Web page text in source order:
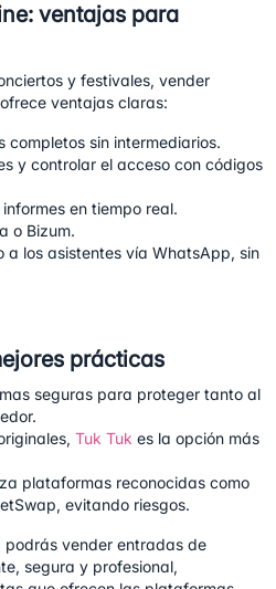
ventajas para
y festivales, vender
ofrece ventajas claras:
completos sin intermediarios.
y controlar el acceso con códigos
en tiempo real.
o Bizum.
a los asistentes vía WhatsApp, sin
prácticas
seguras para proteger tanto al
Tuk Tuk es la opción más
plataformas reconocidas como
, evitando riesgos.
podrás vender entradas de
segura y profesional,